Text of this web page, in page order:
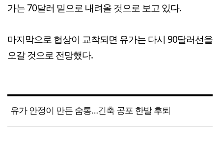
가는 70달러 밑으로 내려올 것으로 보고 있다.
마지막으로 협상이 교착되면 유가는 다시 90달러선을
오갈 것으로 전망했다.
유가 안정이 만든 숨통…긴축 공포 한발 후퇴